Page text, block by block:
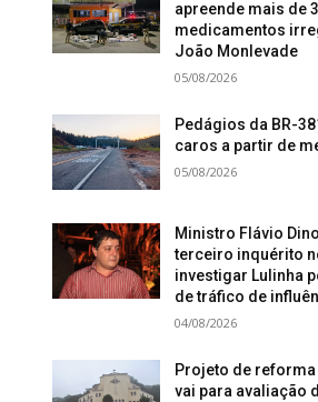
apreende mais de
medicamentos
João Monlevade
05/08/2026
Pedágios da BR-
caros a partir de
05/08/2026
Ministro Flávio
terceiro inquérito
investigar Lulinha
de tráfico de
04/08/2026
Projeto de
vai para avaliação